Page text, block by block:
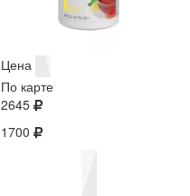
Цена
По карте
2645
1700